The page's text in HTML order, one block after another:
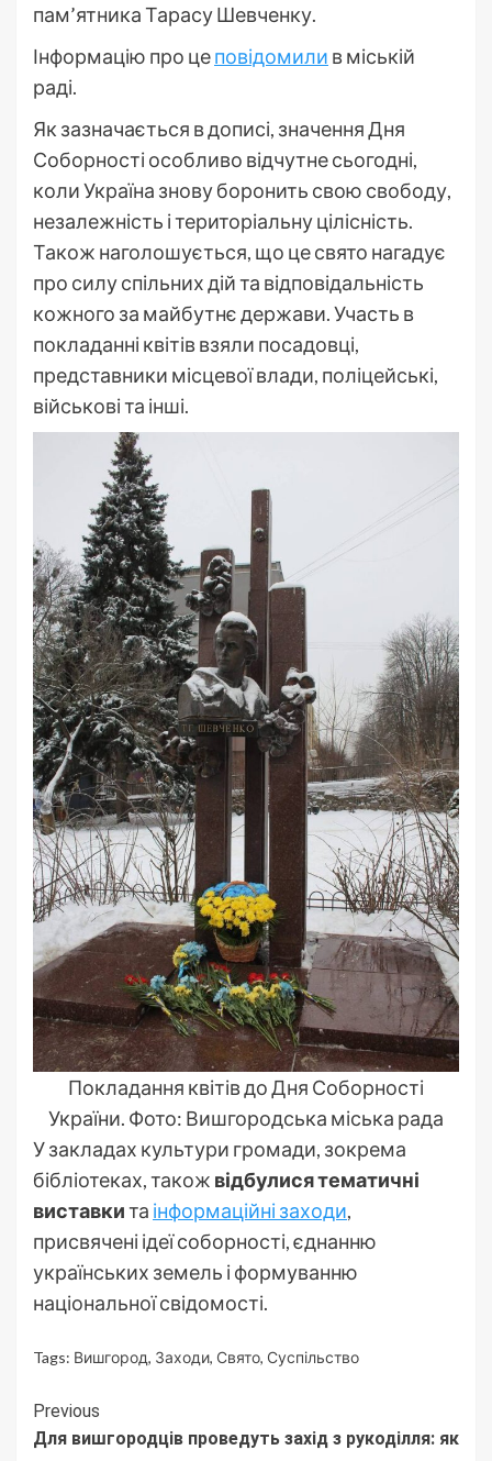
пам’ятника Тарасу Шевченку.
Інформацію про цеповідомили в міській
раді.
Як зазначається в дописі, значення Дня
Соборності особливо відчутне сьогодні,
коли Україна знову боронить свою свободу,
незалежність і територіальну цілісність.
Також наголошується, що це свято нагадує
про силу спільних дій та відповідальність
кожного за майбутнє держави. Участь в
покладанні квітів взяли посадовці,
представники місцевої влади, поліцейські,
військові та інші.
Покладання квітів до Дня Соборності
України. Фото: Вишгородська міська рада
У закладах культури громади, зокрема
бібліотеках, також відбулися тематичні
виставкита інформаційні заходи,
присвячені ідеї соборності, єднанню
українських земель і формуванню
національної свідомості.
Tags: Вишгород, Заходи, Свято, Суспільство
Continue
Reading
Previous
Для вишгородців проведуть захід з рукоділля: як